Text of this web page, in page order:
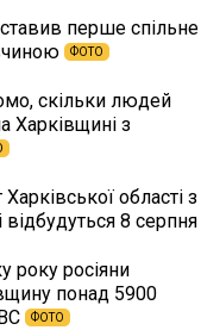
перше спільне
ФОТО
скільки людей
Харківщині з
області з
відбудуться 8 серпня
року росіяни
понад 5900
ФОТО